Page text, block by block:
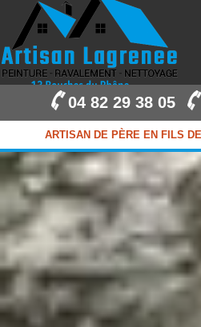
04 82 29 38 05
ARTISAN DE PÈRE EN FILS